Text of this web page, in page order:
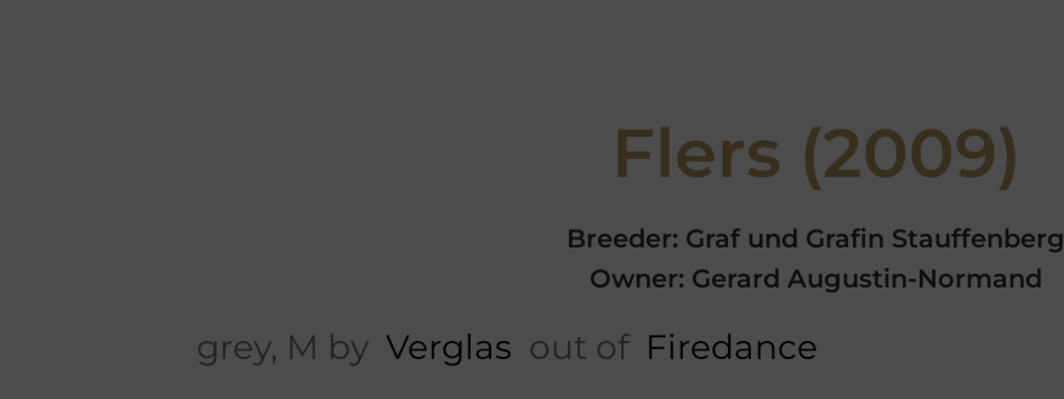
Flers (2009)
Breeder: Graf und Grafin Stauffenberg
Owner: Gerard Augustin-Normand
grey, M by Verglas out of Firedance